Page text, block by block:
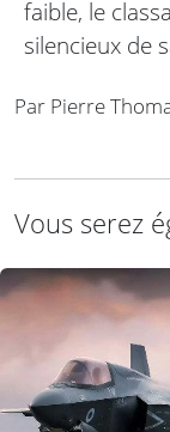
faible, le
silencieux de
Par Pierre
Vous serez